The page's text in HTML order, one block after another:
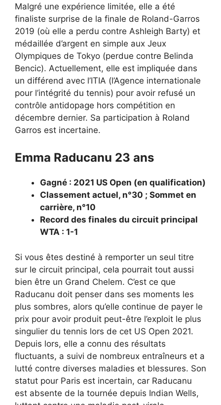
Malgré une expérience limitée, elle a été
finaliste surprise de la finale de Roland-Garros
2019 (où elle a perdu contre Ashleigh Barty) et
médaillée d’argent en simple aux Jeux
Olympiques de Tokyo (perdue contre Belinda
Bencic). Actuellement, elle est impliquée dans
un différend avec l’ITIA (l’Agence internationale
pour l’intégrité du tennis) pour avoir refusé un
contrôle antidopage hors compétition en
décembre dernier. Sa participation à Roland
Garros est incertaine.
Emma Raducanu 23 ans
Gagné : 2021 US Open (en qualification)
Classement actuel, n°30 ; Sommet en
carrière, n°10
Record des finales du circuit principal
WTA : 1-1
Si vous êtes destiné à remporter un seul titre
sur le circuit principal, cela pourrait tout aussi
bien être un Grand Chelem. C’est ce que
Raducanu doit penser dans ses moments les
plus sombres, alors qu’elle continue de payer le
prix pour avoir produit peut-être l’exploit le plus
singulier du tennis lors de cet US Open 2021.
Depuis lors, elle a connu des résultats
fluctuants, a suivi de nombreux entraîneurs et a
lutté contre diverses maladies et blessures. Son
statut pour Paris est incertain, car Raducanu
est absente de la tournée depuis Indian Wells,